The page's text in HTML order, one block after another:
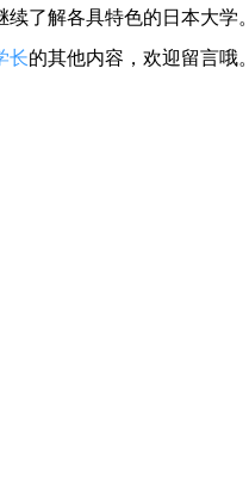
了解各具特色的日本大学。
长的其他内容，欢迎留言哦。